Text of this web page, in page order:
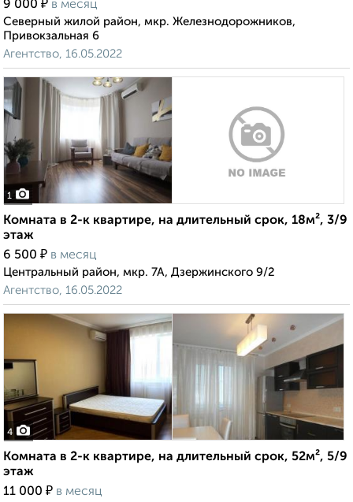
9 000 ₽ в месяц
Северный жилой район, мкр. Железнодорожников,
Привокзальная 6
Агентство, 16.05.2022
1
Комната в 2-к квартире, на длительный срок, 18м², 3/9
этаж
6 500 ₽ в месяц
Центральный район, мкр. 7А, Дзержинского 9/2
Агентство, 16.05.2022
4
Комната в 2-к квартире, на длительный срок, 52м², 5/9
этаж
11 000 ₽ в месяц